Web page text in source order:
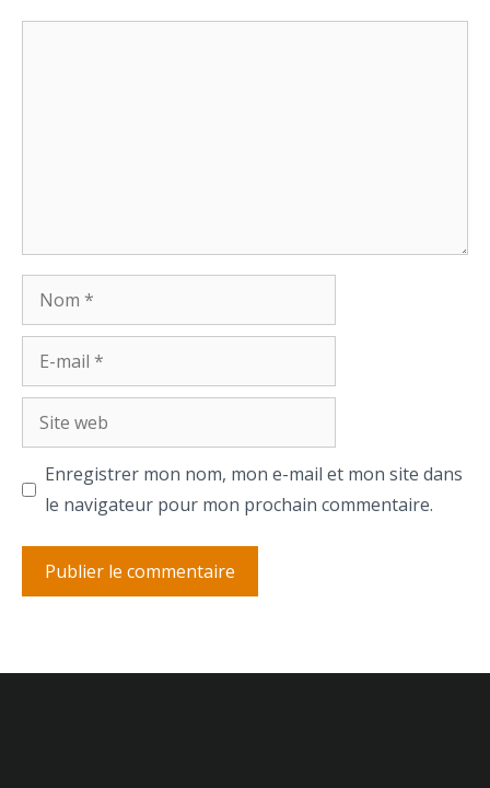
Nom
mail
Site
web
Enregistrer mon nom, mon e-mail et mon site dans
le navigateur pour mon prochain commentaire.